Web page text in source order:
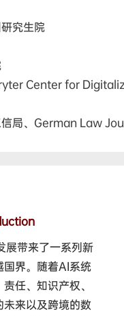
究生院
Center for
局、 German Law
展带来了一系列新
国界。随着AI系统
任、知识产权、
来以及跨境的数